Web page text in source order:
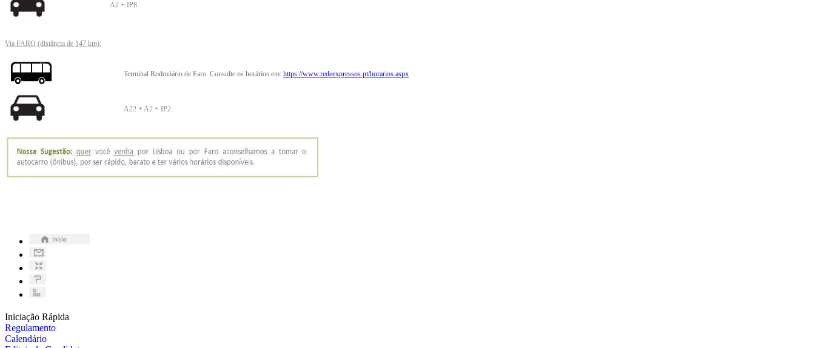
A2 + IP8
Via FARO (distância de 147 km):
Terminal Rodoviário de Faro. Consulte os horários em: https://www.redeexpressos.pt/horarios.aspx
A22 + A2 + IP2
Iniciação Rápida
Regulamento
Calendário